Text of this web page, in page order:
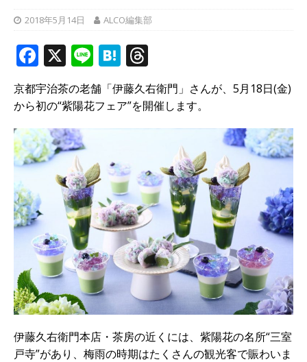
2018年5月14日 ALCO編集部
F
a
c
e
b
o
o
k
X Li
n
e
H
at
e
n
h
r
e
d
s
京都宇治茶の老舗「伊藤久右衛門」さんが、5月18日(金)
から初の“紫陽花フェア”を開催します。
伊藤久右衛門本店・茶房の近くには、紫陽花の名所“三室
戸寺”があり、梅雨の時期はたくさんの観光客で賑わいま